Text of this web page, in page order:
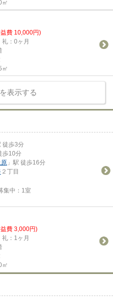
㎡
費 10,000円)
礼：0ヶ月
㎡
表示する
徒歩3分
歩10分
」駅 徒歩16分
２丁目
集中： 1室
費 3,000円)
礼：1ヶ月
㎡